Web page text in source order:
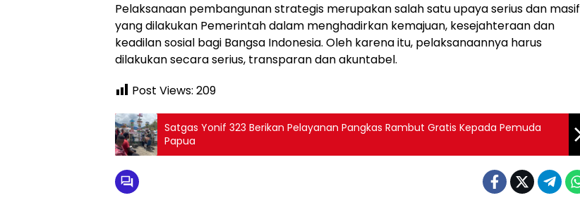
Pelaksanaan pembangunan strategis merupakan salah satu upaya serius dan masif
yang dilakukan Pemerintah dalam menghadirkan kemajuan, kesejahteraan dan
keadilan sosial bagi Bangsa Indonesia. Oleh karena itu, pelaksanaannya harus
dilakukan secara serius, transparan dan akuntabel.
Post Views: 209
Satgas Yonif 323 Berikan Pelayanan Pangkas Rambut Gratis Kepada Pemuda
Papua